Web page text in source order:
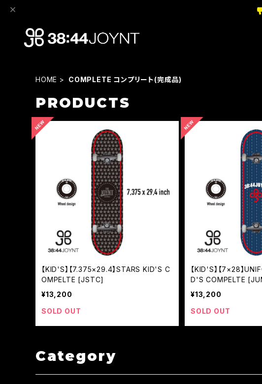
HOME COMPLETE コンプリート(完成品)
PRODUCTS
【KID'S】【7.375×29.4】STARS KID'S C
OMPELTE [JSTC]
¥13,200
SOLD OUT
【KID'S】【7×28】
D'S COMPELTE
¥13,200
SOLD OUT
Category